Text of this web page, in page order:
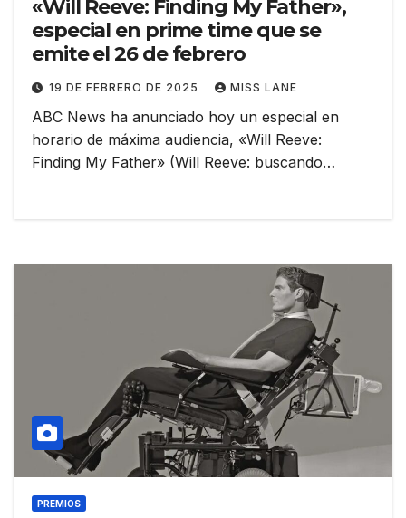
«Will Reeve: Finding My Father»,
especial en prime time que se
emite el 26 de febrero
19 DE FEBRERO DE 2025 MISS LANE
ABC News ha anunciado hoy un especial en
horario de máxima audiencia, «Will Reeve:
Finding My Father» (Will Reeve: buscando…
PREMIOS